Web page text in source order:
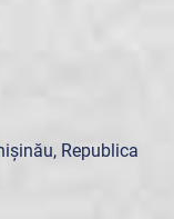
Republica